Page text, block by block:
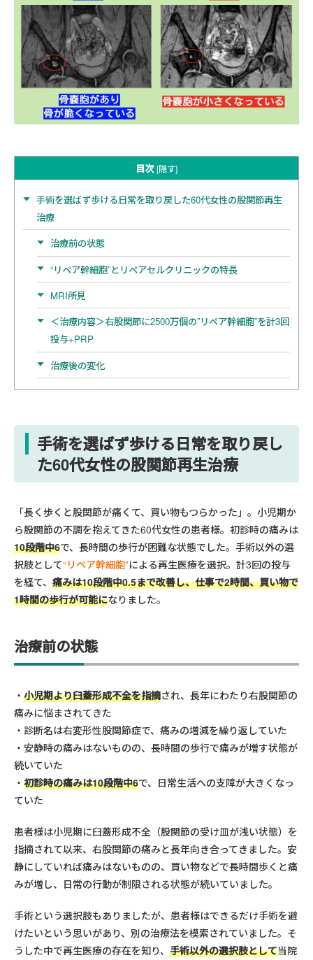
目次 [隠す]
手術を選ばず歩ける日常を取り戻した60代女性の股関節再生
治療
治療前の状態
“リペア幹細胞”とリペアセルクリニックの特長
MRI所見
＜治療内容＞右股関節に2500万個の”リペア幹細胞”を計3回
投与+PRP
治療後の変化
手術を選ばず歩ける日常を取り戻し
た60代女性の股関節再生治療
「長く歩くと股関節が痛くて、買い物もつらかった」。小児期か
ら股関節の不調を抱えてきた60代女性の患者様。初診時の痛みは
10段階中6で、長時間の歩行が困難な状態でした。手術以外の選
択肢として“リペア幹細胞”による再生医療を選択。計3回の投与
を経て、 痛みは10段階中0.5まで改善し、仕事で2時間、買い物で
1時間の歩行が可能になりました。
治療前の状態
小児期より臼蓋形成不全を指摘され、長年にわたり右股関節の
痛みに悩まされてきた
診断名は右変形性股関節症で、痛みの増減を繰り返していた
安静時の痛みはないものの、長時間の歩行で痛みが増す状態が
続いていた
初診時の痛みは10段階中6で、日常生活への支障が大きくなっ
ていた
患者様は小児期に臼蓋形成不全（股関節の受け皿が浅い状態）を
指摘されて以来、右股関節の痛みと長年向き合ってきました。安
静にしていれば痛みはないものの、買い物などで長時間歩くと痛
みが増し、日常の行動が制限される状態が続いていました。
手術という選択肢もありましたが、患者様はできるだけ手術を避
けたいという思いがあり、別の治療法を模索されていました。そ
うした中で再生医療の存在を知り、 手術以外の選択肢として当院